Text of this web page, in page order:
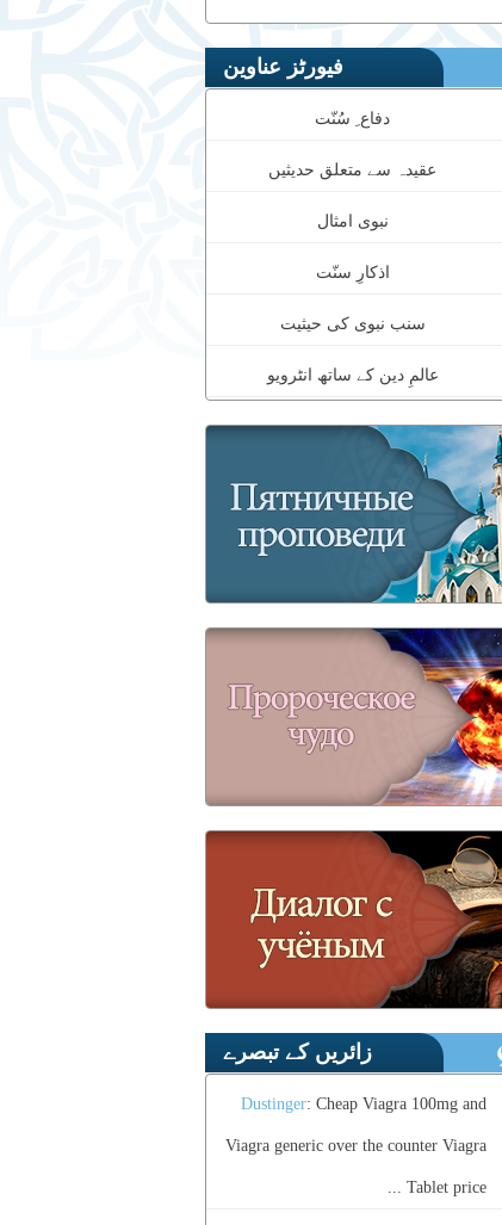
فیورٹز عناوین
دفاع ِ سُنّت
عقیدہ سے متعلق حدیثیں
نبوی امثال
اذکارِ سنّت
سنب نبوی کی حیثیت
عالمِ دین کے ساتھ انٹرویو
معجزات نبوی
زائریں کے تبصرے
Dustinger: Cheap Viagra 100mg and
Viagra generic over the counter Viagra
Tablet price ...